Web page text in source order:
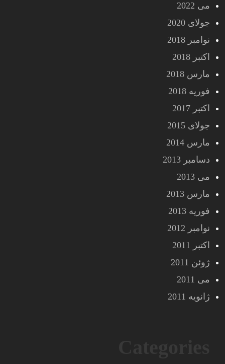
می 2022
جولای 2020
نوامبر 2018
اکتبر 2018
مارس 2018
فوریه 2018
اکتبر 2017
جولای 2015
مارس 2014
دسامبر 2013
می 2013
مارس 2013
فوریه 2013
نوامبر 2012
اکتبر 2011
ژوئن 2011
می 2011
ژانویه 2011